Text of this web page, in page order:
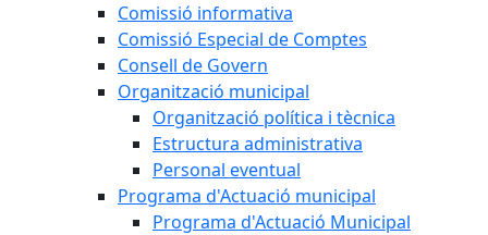
Comissió informativa
Comissió Especial de Comptes
Consell de Govern
Organització municipal
Organització política i tècnica
Estructura administrativa
Personal eventual
Programa d'Actuació municipal
Programa d'Actuació Municipal